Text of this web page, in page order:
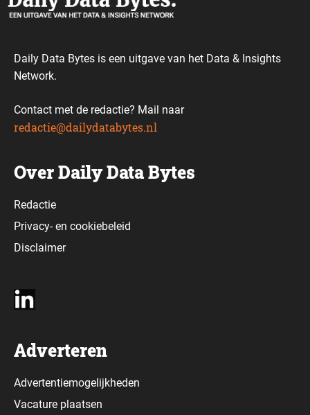
Daily Data Bytes is een uitgave van het Data & Insights
Network.
Contact met de redactie? Mail naar
redactie@dailydatabytes.nl
Over Daily Data Bytes
Redactie
Privacy-en cookiebeleid
Disclaimer
Adverteren
Advertentiemogelijkheden
Vacature plaatsen